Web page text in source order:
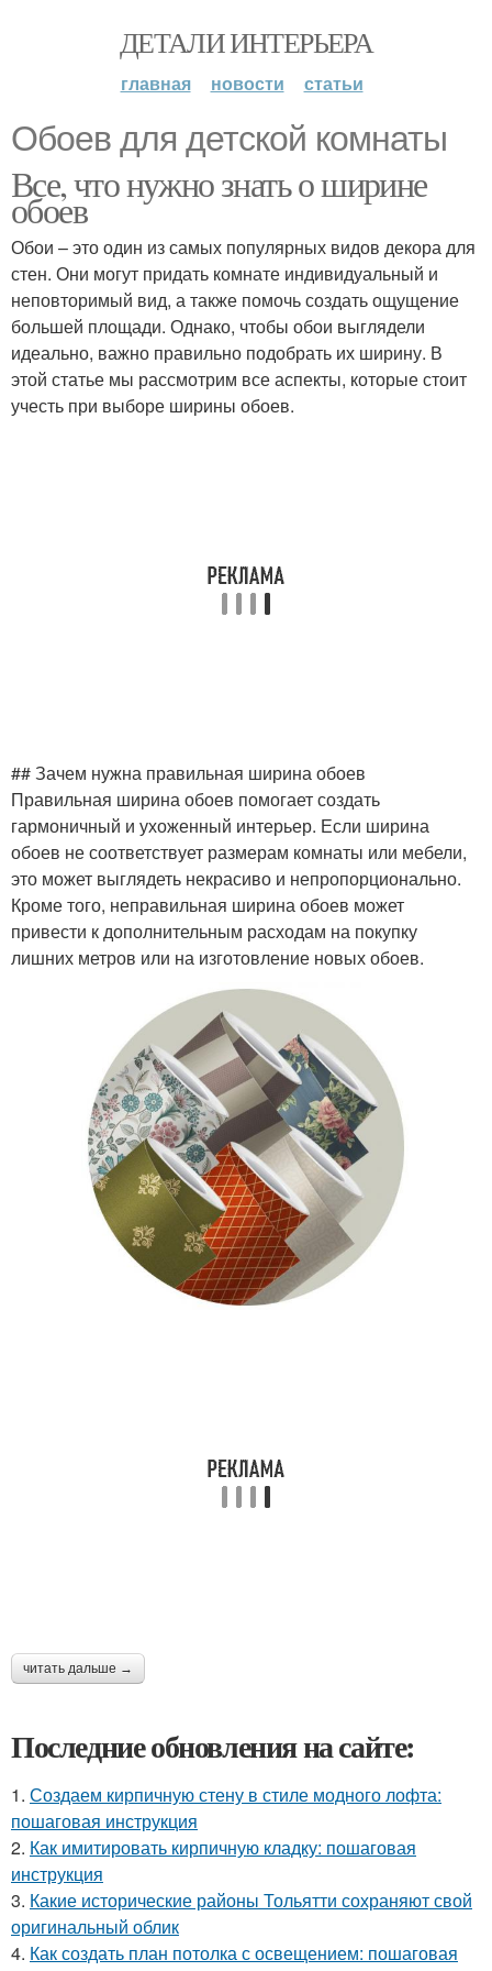
ДЕТАЛИ ИНТЕРЬЕРА
главная новости статьи
Обоев для детской комнаты
Все, что нужно знать о ширине
обоев
Обои – это один из самых популярных видов декора для
стен. Они могут придать комнате индивидуальный и
неповторимый вид, а также помочь создать ощущение
большей площади. Однако, чтобы обои выглядели
идеально, важно правильно подобрать их ширину. В
этой статье мы рассмотрим все аспекты, которые стоит
учесть при выборе ширины обоев.
## Зачем нужна правильная ширина обоев
Правильная ширина обоев помогает создать
гармоничный и ухоженный интерьер. Если ширина
обоев не соответствует размерам комнаты или мебели,
это может выглядеть некрасиво и непропорционально.
Кроме того, неправильная ширина обоев может
привести к дополнительным расходам на покупку
лишних метров или на изготовление новых обоев.
читать дальше →
Последние обновления на сайте:
1. Создаем кирпичную стену в стиле модного лофта:
пошаговая инструкция
2. Как имитировать кирпичную кладку: пошаговая
инструкция
3. Какие исторические районы Тольятти сохраняют свой
оригинальный облик
4. Как создать план потолка с освещением: пошаговая